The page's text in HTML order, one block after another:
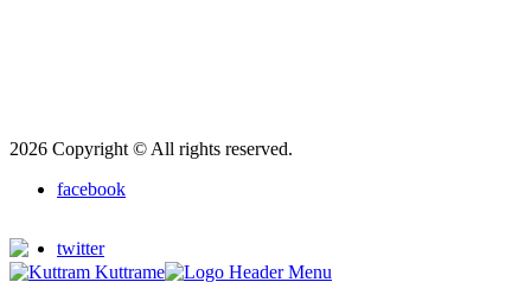
2026 Copyright © All rights reserved.
facebook
twitter